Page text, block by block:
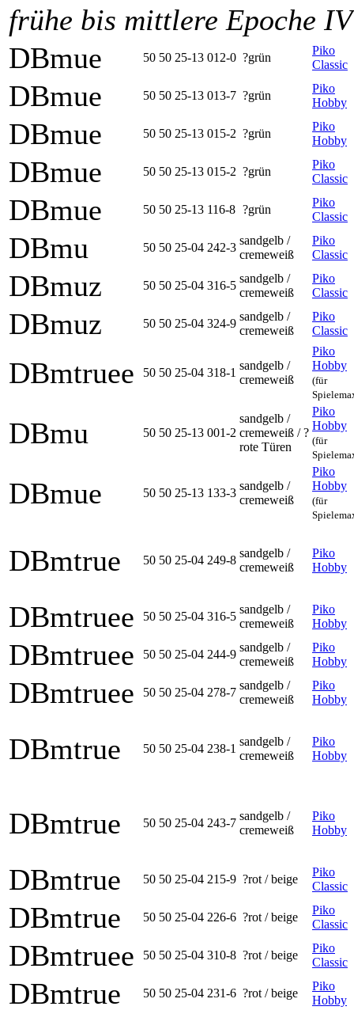
frühe bis mittlere Epoche IV
DBmue
50 50 25-13 012-0 ?grün
Piko
Classic
DBmue 50 50 25-13 013-7 ?grün
Piko
Hobby
DBmue 50 50 25-13 015-2 ?grün
Piko
Hobby
DBmue 50 50 25-13 015-2 ?grün
Piko
Classic
DBmue 50 50 25-13 116-8 ?grün
Piko
Classic
DBmu 50 50 25-04 242-3
sandgelb /
cremeweiß
Piko
Classic
DBmuz 50 50 25-04 316-5
sandgelb /
cremeweiß
Piko
Classic
DBmuz 50 50 25-04 324-9
sandgelb /
cremeweiß
Piko
Classic
DBmtruee 50 50 25-04 318-1
sandgelb /
cremeweiß
Piko
Hobby
(für
DBmu 50 50 25-13 001-2
sandgelb /
cremeweiß / ?
rote Türen
Piko
Hobby
(für
DBmue 50 50 25-13 133-3
sandgelb /
cremeweiß
Piko
Hobby
(für
DBmtrue 50 50 25-04 249-8
sandgelb /
cremeweiß
Piko
Hobby
DBmtruee 50 50 25-04 316-5
sandgelb /
cremeweiß
Piko
Hobby
DBmtruee 50 50 25-04 244-9
sandgelb /
cremeweiß
Piko
Hobby
DBmtruee 50 50 25-04 278-7
sandgelb /
cremeweiß
Piko
Hobby
DBmtrue 50 50 25-04 238-1
sandgelb /
cremeweiß
Piko
Hobby
DBmtrue 50 50 25-04 243-7
sandgelb /
cremeweiß
Piko
Hobby
DBmtrue 50 50 25-04 215-9 ?rot / beige
Piko
Classic
DBmtrue 50 50 25-04 226-6 ?rot / beige
Piko
Classic
DBmtruee 50 50 25-04 310-8 ?rot / beige
Piko
Classic
DBmtrue 50 50 25-04 231-6 ?rot / beige
Piko
Hobby